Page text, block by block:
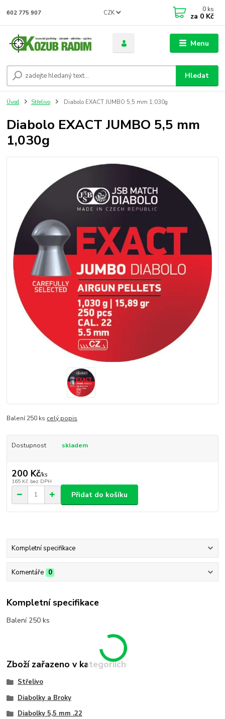
Menu
CZK
Hledat
602 775 907 0 ks
za 0 Kč
Úvod Střelivo Diabolo EXACT JUMBO 5,5 mm 1,030g
Diabolo EXACT JUMBO 5,5 mm
1,030g
Balení 250 ks celý popis
Dostupnost skladem
200 Kč/ks
165 Kč bez DPH
Přidat do košíku
Kompletní specifikace
Komentáře 0
Kompletní specifikace
Balení 250 ks
Zboží zařazeno v kategoriích
Střelivo
Diabolky a Broky
Diabolky 5,5 mm .22